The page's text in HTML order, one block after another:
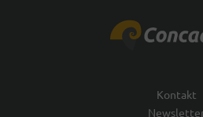
Kontakt